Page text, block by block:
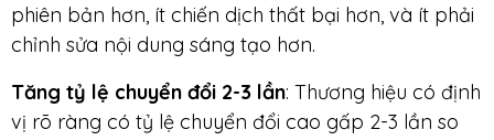
phiên bản hơn, ít chiến dịch thất bại hơn, và ít phải
chỉnh sửa nội dung sáng tạo hơn.
Tăng tỷ lệ chuyển đổi 2-3 lần: Thương hiệu có định
vị rõ ràng có tỷ lệ chuyển đổi cao gấp 2-3 lần so